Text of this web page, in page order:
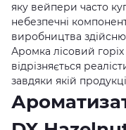
яку вейпери часто
небезпечні
виробництва
Аромка лісовий
відрізняється
завдяки якій